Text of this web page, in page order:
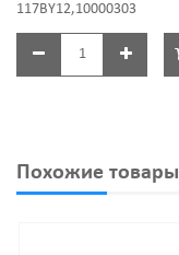
117BY12,10000303
Похожие товары